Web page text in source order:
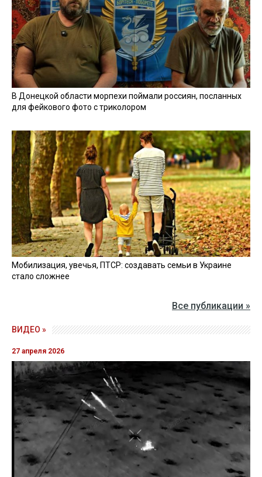
В Донецкой области морпехи поймали россиян, посланных
для фейкового фото с триколором
Мобилизация, увечья, ПТСР: создавать семьи в Украине
стало сложнее
Все публикации »
ВИДЕО »
27 апреля 2026